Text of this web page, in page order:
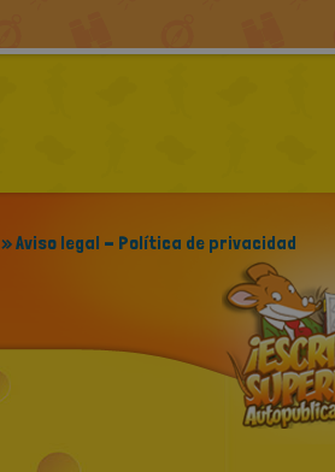
» Aviso legal - Política de privacidad